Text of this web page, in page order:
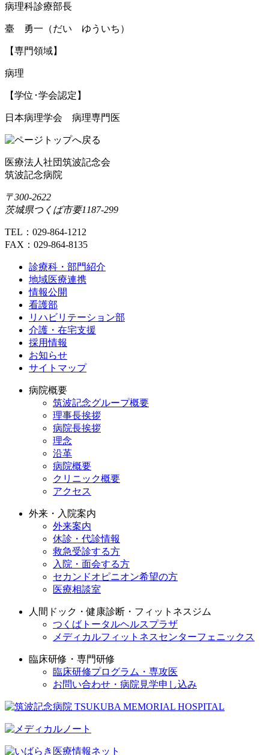
病理科診療部長
臺 勇一 （だい ゆういち）
【専門領域】
病理
【学位･学会認定】
日本病理学会 病理専門医
医療法人社団筑波記念会
筑波記念病院
〒300-2622
茨城県つくば市要1187-299
TEL：029-864-1212
FAX：029-864-8135
診療科・部門紹介
地域医療連携
情報公開
看護部
リハビリテーション部
介護・在宅支援
採用情報
お知らせ
サイトマップ
病院概要
筑波記念グループ概要
理事長挨拶
病院長挨拶
理念
沿革
病院概要
クリニック概要
アクセス
外来・入院案内
外来案内
休診・代診情報
救急受診する方
入院・面会する方
セカンドオピニオン希望の方
医療相談室
人間ドック・健康診断・フィットネスジム
つくばトータルヘルスプラザ
メディカルフィットネスセンターフェニックス
臨床研修・専門研修
臨床研修プログラム・専攻医
お問い合わせ・病院見学申し込み